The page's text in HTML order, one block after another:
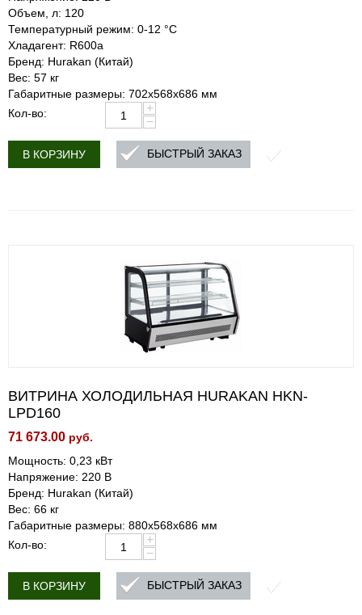
Объем, л: 120
Температурный режим: 0-12 °C
Хладагент: R600a
Бренд: Hurakan (Китай)
Вес: 57 кг
Габаритные размеры: 702x568x686 мм
Кол-во:
+
−
В КОРЗИНУ БЫСТРЫЙ ЗАКАЗ
ВИТРИНА ХОЛОДИЛЬНАЯ HURAKAN HKN-
LPD160
71 673.00 руб.
Мощность: 0,23 кВт
Напряжение: 220 В
Бренд: Hurakan (Китай)
Вес: 66 кг
Габаритные размеры: 880x568x686 мм
Кол-во:
+
−
В КОРЗИНУ БЫСТРЫЙ ЗАКАЗ